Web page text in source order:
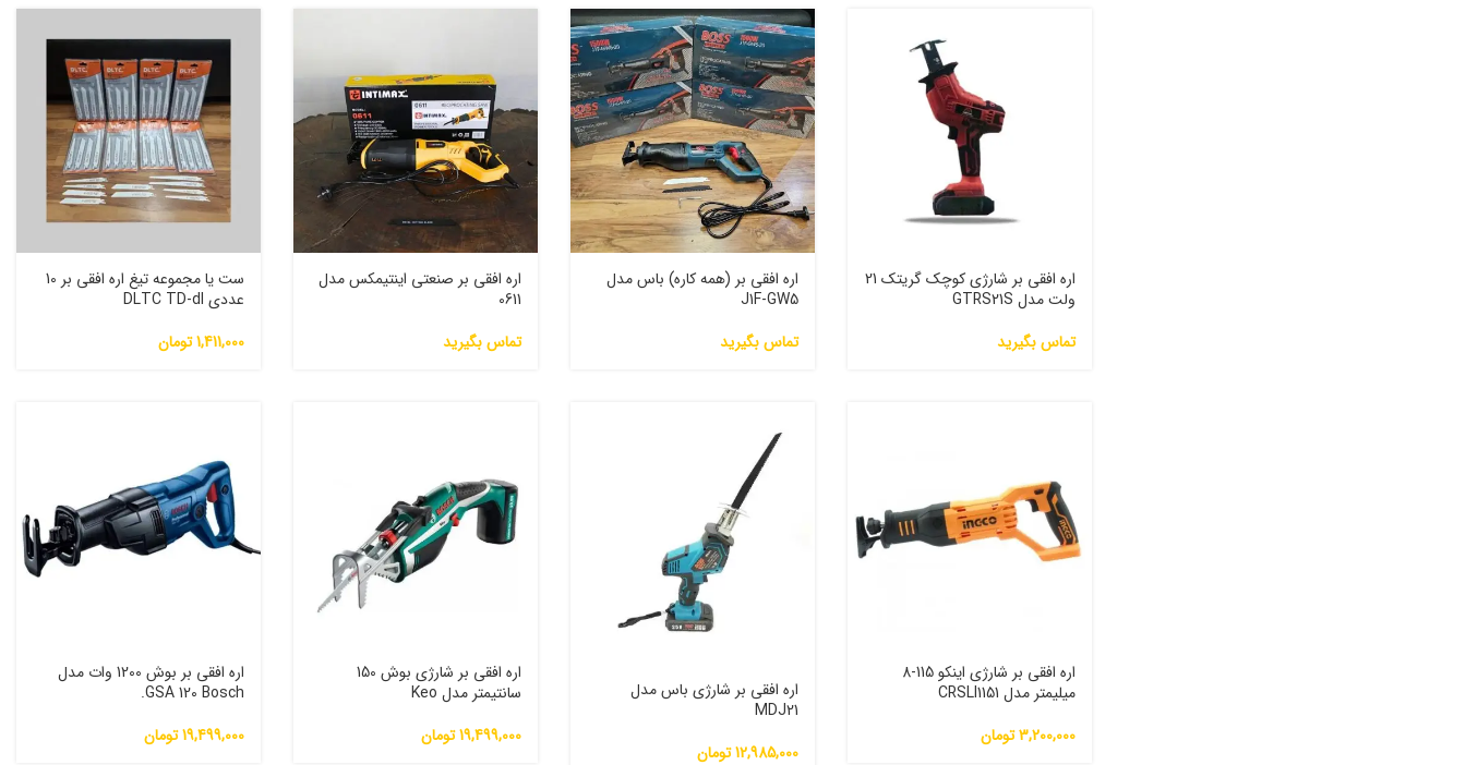
اره افقی بر شارژی کوچک گریتک 21
ولت مدل GTRS21S
تماس بگیرید
اره افقی بر (همه کاره) باس مدل
J1F-GW5
تماس بگیرید
اره افقی بر صنعتی اینتیمکس مدل
0611
تماس بگیرید
ست یا مجموعه تیغ اره افقی بر 10
عددی DLTC TD-dl
1,411,000تومان
اره افقی بر شارژی اینکو 115-8
میلیمتر مدل CRSLI1151
3,200,000 تومان
اره افقی بر شارژی باس مدل
MDJ21
12,985,000تومان
اره افقی بر شارژی بوش 150
سانتیمتر مدل Keo
19,499,000تومان
اره افقی بر بوش 1200 وات مدل
GSA 120 Bosch.
19,499,000تومان